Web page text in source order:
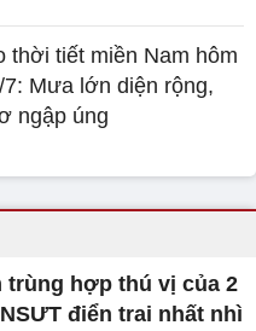
thời tiết miền Nam hôm
7: Mưa lớn diện rộng,
ngập úng
trùng hợp thú vị của 2
điển trai nhất nhì